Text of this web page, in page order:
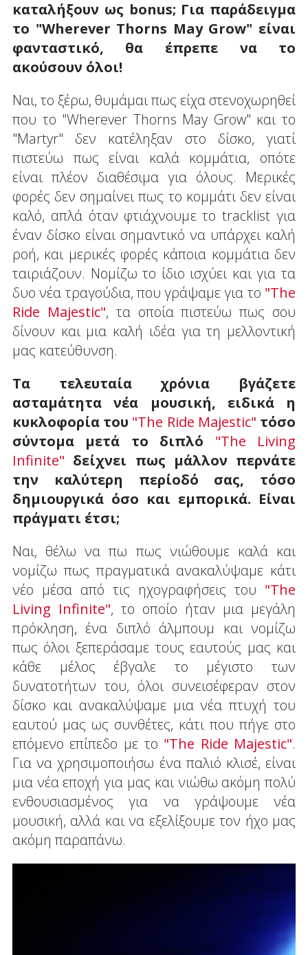
καταλήξουν ως bonus; Για παράδειγμα
το "Wherever Thorns May Grow" είναι
φανταστικό, θα έπρεπε να το
ακούσουν όλοι!
Ναι, το ξέρω, θυμάμαι πως είχα στενοχωρηθεί
που το "Wherever Thorns May Grow" και το
"Martyr" δεν κατέληξαν στο δίσκο, γιατί
πιστεύω πως είναι καλά κομμάτια, οπότε
είναι πλέον διαθέσιμα για όλους. Μερικές
φορές δεν σημαίνει πως το κομμάτι δεν είναι
καλό, απλά όταν φτιάχνουμε το tracklist για
έναν δίσκο είναι σημαντικό να υπάρχει καλή
ροή, και μερικές φορές κάποια κομμάτια δεν
ταιριάζουν. Νομίζω το ίδιο ισχύει και για τα
δυο νέα τραγούδια, που γράψαμε για το "The
Ride Majestic", τα οποία πιστεύω πως σου
δίνουν και μια καλή ιδέα για τη μελλοντική
μας κατεύθυνση.
Τα τελευταία χρόνια βγάζετε
ασταμάτητα νέα μουσική, ειδικά η
κυκλοφορία του "The Ride Majestic" τόσο
σύντομα μετά το διπλό "The Living
Infinite" δείχνει πως μάλλον περνάτε
την καλύτερη περίοδό σας, τόσο
δημιουργικά όσο και εμπορικά. Είναι
πράγματι έτσι;
Ναι, θέλω να πω πως νιώθουμε καλά και
νομίζω πως πραγματικά ανακαλύψαμε κάτι
νέο μέσα από τις ηχογραφήσεις του "The
Living Infinite", το οποίο ήταν μια μεγάλη
πρόκληση, ένα διπλό άλμπουμ και νομίζω
πως όλοι ξεπεράσαμε τους εαυτούς μας και
κάθε μέλος έβγαλε το μέγιστο των
δυνατοτήτων του, όλοι συνεισέφεραν στον
δίσκο και ανακαλύψαμε μια νέα πτυχή του
εαυτού μας ως συνθέτες, κάτι που πήγε στο
επόμενο επίπεδο με το "The Ride Majestic".
Για να χρησιμοποιήσω ένα παλιό κλισέ, είναι
μια νέα εποχή για μας και νιώθω ακόμη πολύ
ενθουσιασμένος για να γράψουμε νέα
μουσική, αλλά και να εξελίξουμε τον ήχο μας
ακόμη παραπάνω.